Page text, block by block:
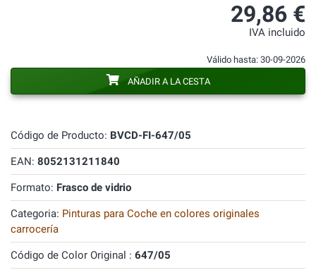
Código de Producto: BVCD-FI-647/05
EAN: 8052131211840
Formato: Frasco de vidrio
Categoria: Pinturas para Coche en colores originales
carrocería
Código de Color Original : 647/05
29,86 €
IVA incluido
Válido hasta: 30-09-2026
AÑADIR A LA CESTA